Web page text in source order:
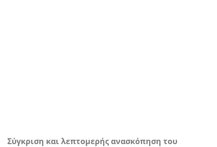
Σύγκριση και λεπτομερής ανασκόπηση του